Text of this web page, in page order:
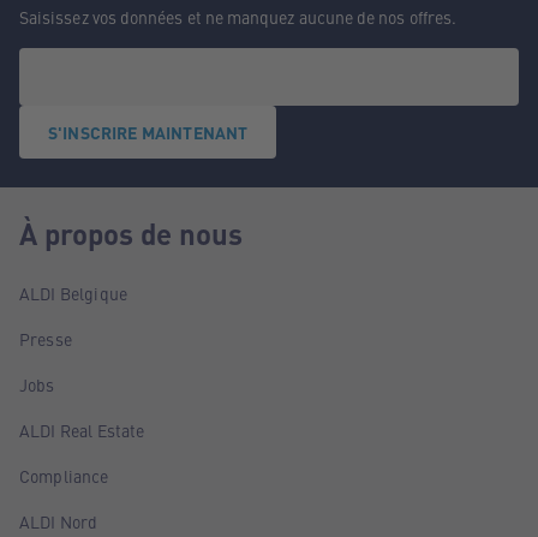
Saisissez vos données et ne manquez aucune de nos offres.
S'INSCRIRE MAINTENANT
À propos de nous
ALDI Belgique
Presse
Jobs
ALDI Real Estate
Compliance
ALDI Nord